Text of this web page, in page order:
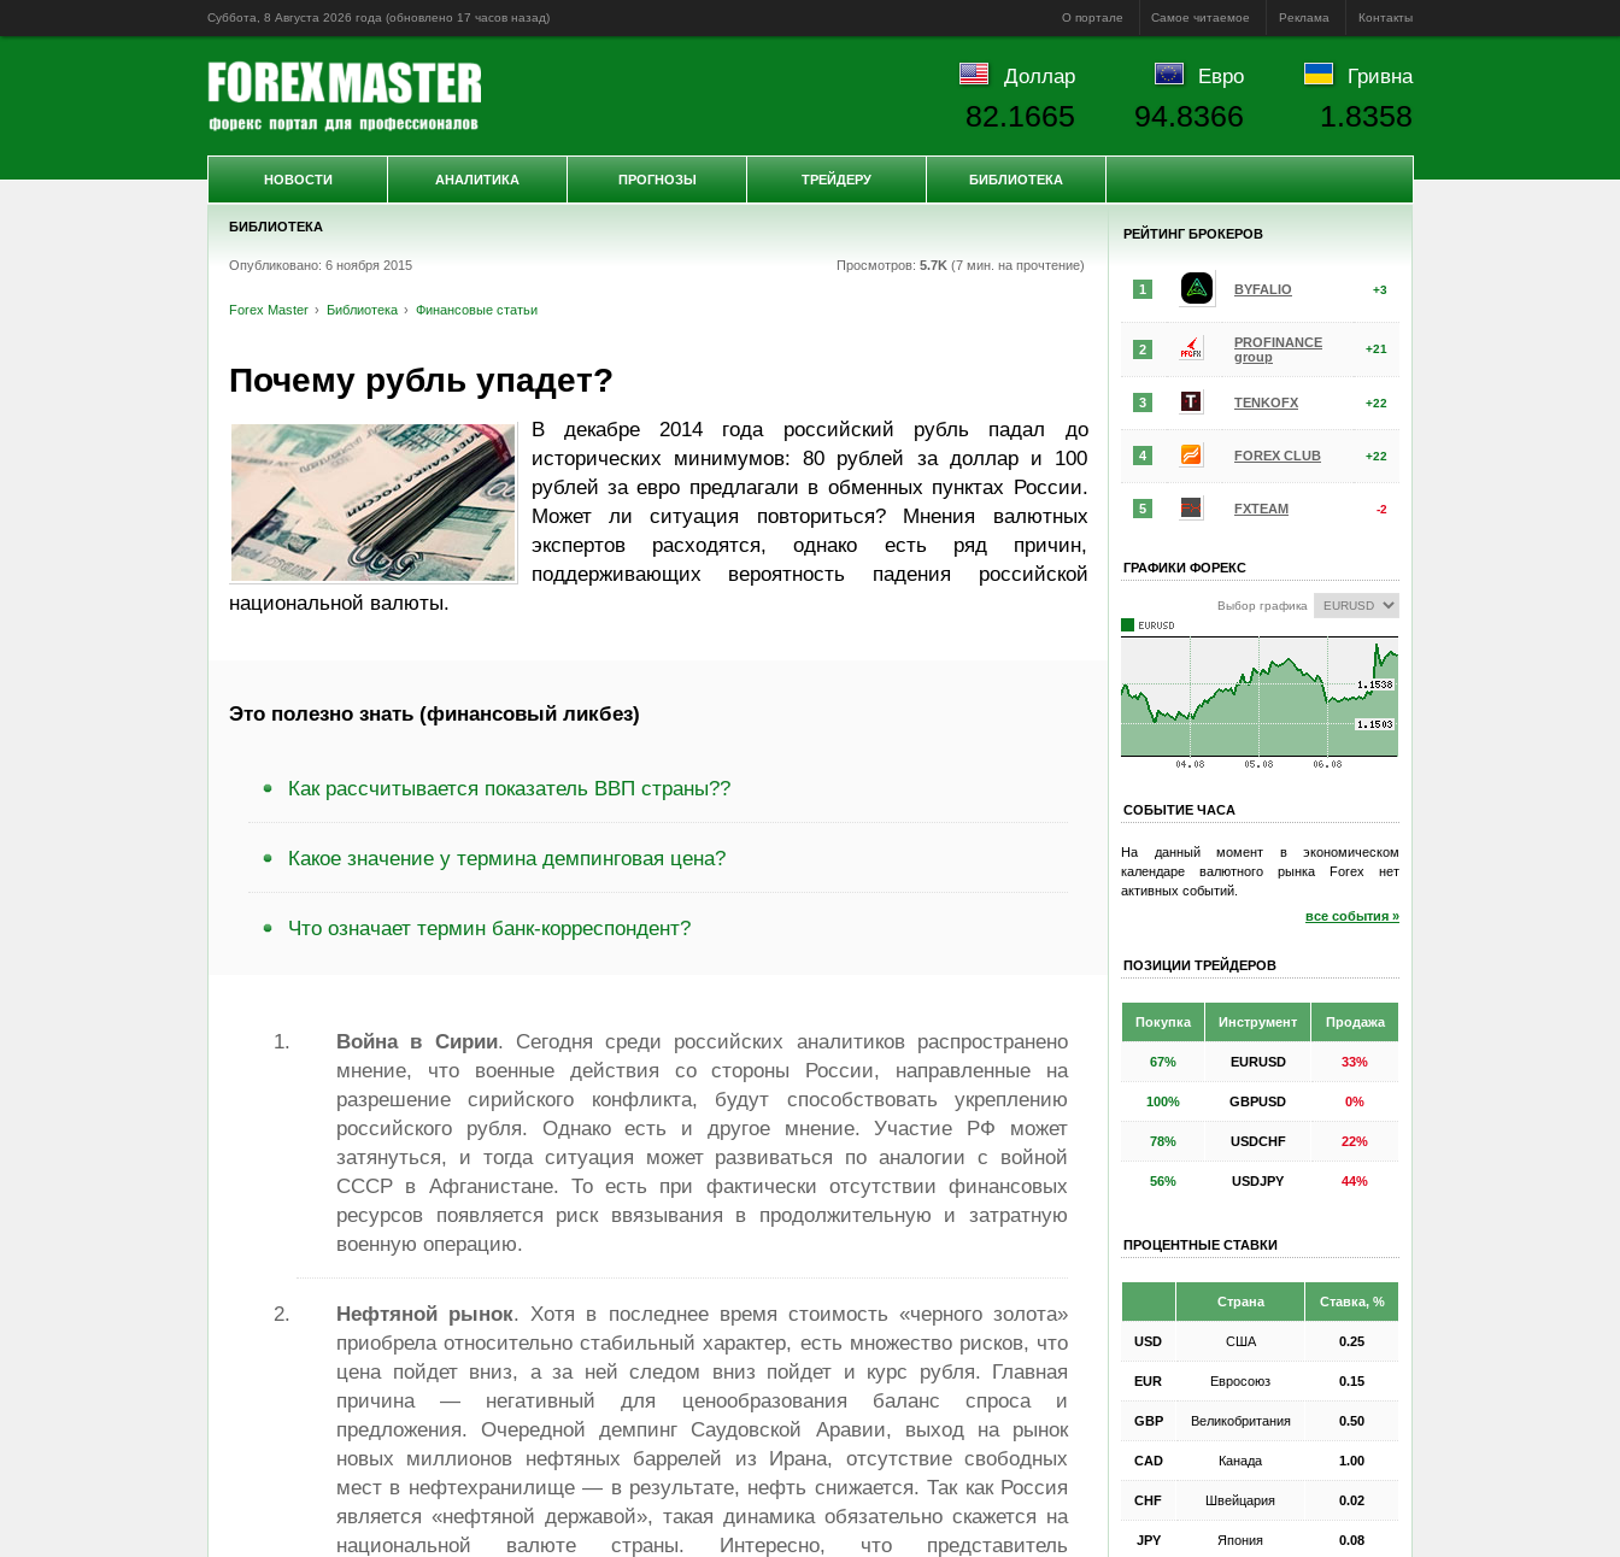
Суббота, 8 Августа 2026 года (обновлено 17 часов назад) О портале Самое читаемое Реклама Контакты
БИБЛИОТЕКА
Опубликовано: 6 ноября 2015 Просмотров: 5.7K(7 мин. на прочтение)
Forex Master Библиотека Финансовые статьи
Почему рубль упадет?
В декабре 2014 года российский рубль падал до
исторических минимумов: 80 рублей за доллар и 100
рублей за евро предлагали в обменных пунктах России.
Может ли ситуация повториться? Мнения валютных
экспертов расходятся, однако есть ряд причин,
поддерживающих вероятность падения российской
национальной валюты.
Это полезно знать (финансовый ликбез)
Как рассчитывается показатель ВВП страны??
Какое значение у термина демпинговая цена?
Что означает термин банк-корреспондент?
Война в Сирии. Сегодня среди российских аналитиков распространено
мнение, что военные действия со стороны России, направленные на
разрешение сирийского конфликта, будут способствовать укреплению
российского рубля. Однако есть и другое мнение. Участие РФ может
затянуться, и тогда ситуация может развиваться по аналогии с войной
СССР в Афганистане. То есть при фактически отсутствии финансовых
ресурсов появляется риск ввязывания в продолжительную и затратную
военную операцию.
Нефтяной рынок. Хотя в последнее время стоимость «черного золота»
приобрела относительно стабильный характер, есть множество рисков, что
цена пойдет вниз, а за ней следом вниз пойдет и курс рубля. Главная
причина — негативный для ценообразования баланс спроса и
предложения. Очередной демпинг Саудовской Аравии, выход на рынок
новых миллионов нефтяных баррелей из Ирана, отсутствие свободных
мест в нефтехранилище — в результате, нефть снижается. Так как Россия
является «нефтяной державой», такая динамика обязательно скажется на
национальной валюте страны. Интересно, что представитель
РЕЙТИНГ БРОКЕРОВ
1 BYFALIO +3
2
PROFINANCE
group
+21
3 TENKOFX +22
4 FOREX CLUB +22
5 FXTEAM -2
ГРАФИКИ ФОРЕКС
Выбор графика
СОБЫТИЕ ЧАСА
На данный момент в экономическом
календаре валютного рынка Forex нет
активных событий.
все события »
ПОЗИЦИИ ТРЕЙДЕРОВ
Покупка Инструмент Продажа
67% EURUSD 33%
100% GBPUSD 0%
78% USDCHF 22%
56% USDJPY 44%
ПРОЦЕНТНЫЕ СТАВКИ
Страна Ставка, %
USD США 0.25
EUR Евросоюз 0.15
GBP Великобритания 0.50
CAD Канада 1.00
CHF Швейцария 0.02
JPY Япония 0.08
Доллар
82.1665
Евро
94.8366
Гривна
1.8358
НОВОСТИ АНАЛИТИКА ПРОГНОЗЫ ТРЕЙДЕРУ БИБЛИОТЕКА